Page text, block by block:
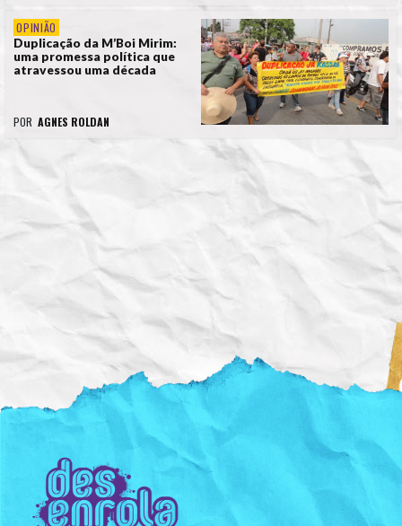
OPINIÃO
Duplicação da M’Boi Mirim:
uma promessa política que
atravessou uma década
POR AGNES ROLDAN